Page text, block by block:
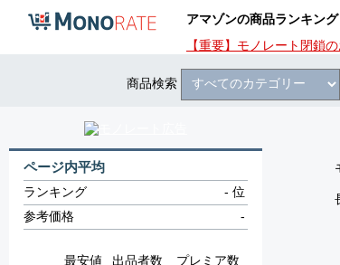
アマゾンの商品ランキン
【重要】モノレート閉鎖
商品検索
ページ内平均
ランキング -位
参考価格
-
最安値 出品者数
プレミア数